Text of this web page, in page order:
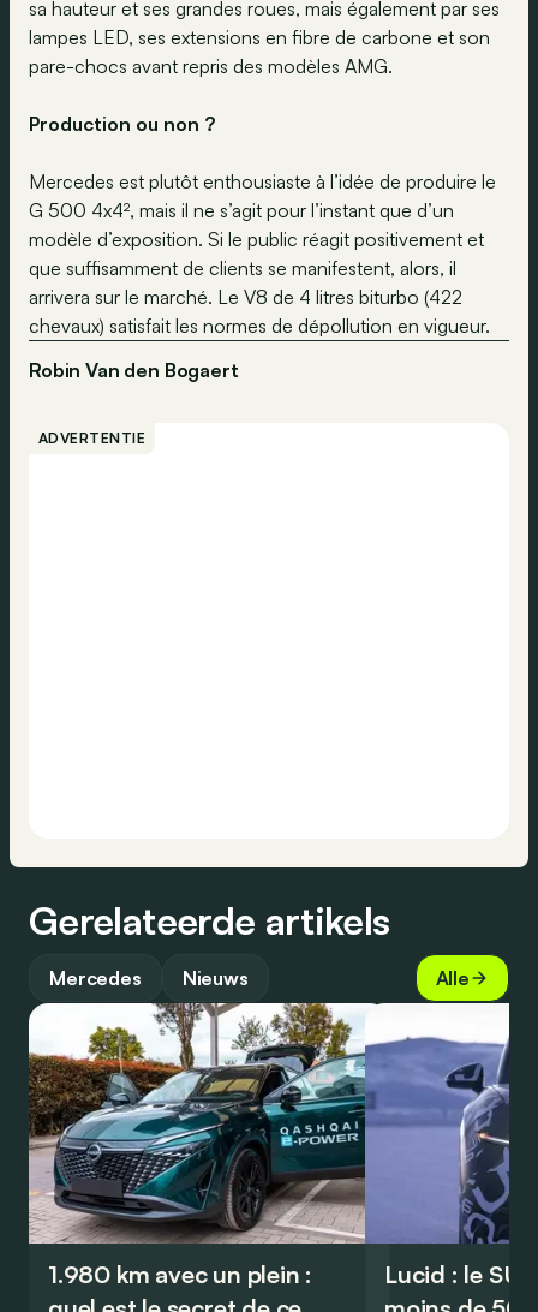
sa hauteur et ses grandes roues, mais également par ses
lampes LED, ses extensions en fibre de carbone et son
pare-chocs avant repris des modèles AMG.
Production ou non ?
Mercedes est plutôt enthousiaste à l’idée de produire le
G 500 4x4², mais il ne s’agit pour l’instant que d’un
modèle d’exposition. Si le public réagit positivement et
que suffisamment de clients se manifestent, alors, il
arrivera sur le marché. Le V8 de 4 litres biturbo (422
chevaux) satisfait les normes de dépollution en vigueur.
Robin Van den Bogaert
ADVERTENTIE
Gerelateerde artikels
Mercedes Nieuws Alle
1.980 km avec un plein :
Lucid : le